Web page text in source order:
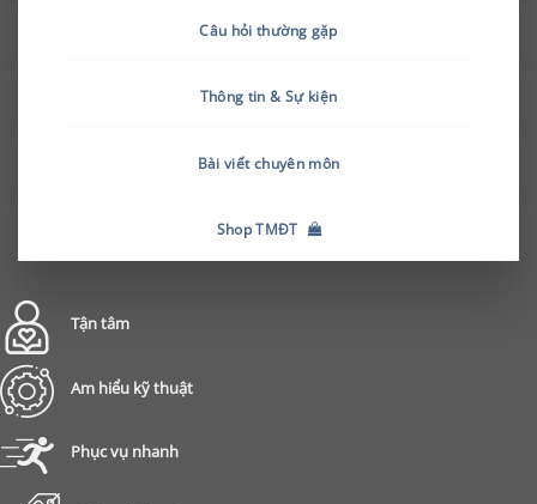
Câu hỏi thường gặp
Thông tin & Sự kiện
Bài viết chuyên môn
Shop TMĐT
Tận tâm
Am hiểu kỹ thuật
Phục vụ nhanh